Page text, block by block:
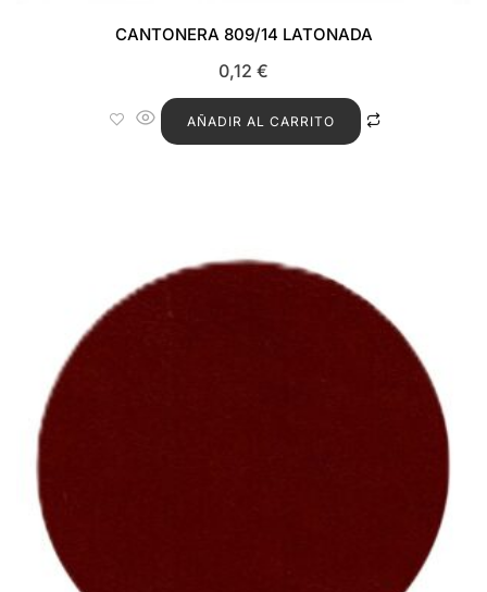
CANTONERA 809/14 LATONADA
0,12 €
AÑADIR AL CARRITO